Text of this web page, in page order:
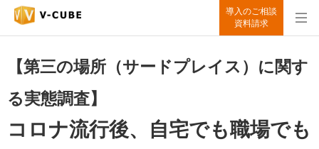
導入のご相談
資料請求
【第三の場所（サードプレイス）に関す
る実態調査】
コロナ流行後、自宅でも職場でも